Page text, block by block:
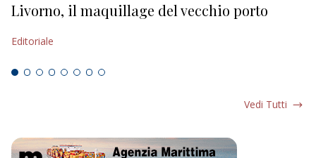
Livorno, il maquillage del vecchio porto
Editoriale
Vedi Tutti